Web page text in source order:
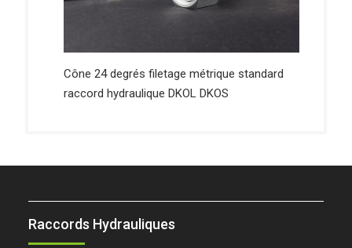
Cône 24 degrés filetage métrique standard
raccord hydraulique DKOL DKOS
Raccords Hydrauliques